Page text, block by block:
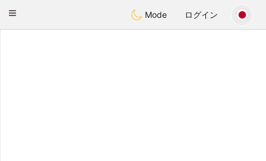
Deutsch Dating
Toggle
Mode ログイン